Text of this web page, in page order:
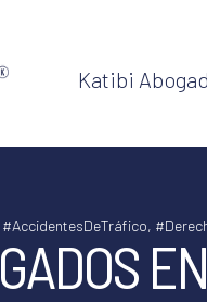
Katibi
#AccidentesDeTráfico,